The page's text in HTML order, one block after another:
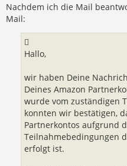
Nachdem ich die Mail
Mail:
Hallo,
wir haben Deine
Deines Amazon
wurde vom zuständigen
konnten wir bestätigen,
Partnerkontos aufgrund
Teilnahmebedingungen
erfolgt ist.